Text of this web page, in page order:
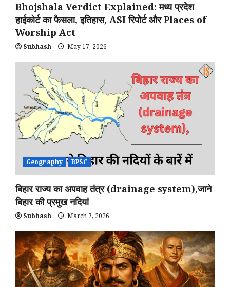
Bhojshala Verdict Explained: मध्य प्रदेश
हाईकोर्ट का फैसला, इतिहास, ASI रिपोर्ट और Places of
Worship Act
Subhash May 17, 2026
Geography BPSC
बिहार राज्य का अपवाह तंत्र (drainage system),जाने
बिहार की प्रमुख नदियां
Subhash March 7, 2026